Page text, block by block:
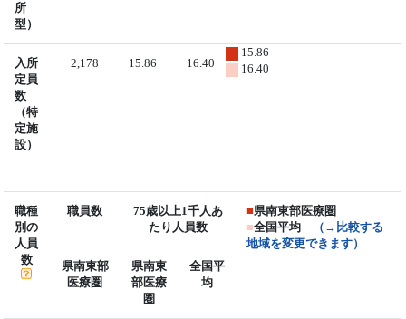
所
型）
入所
定員
数
（特
定施
設）
2,178 15.86 16.40
15.86
16.40
職種
別の
人員
数
職員数
75歳以上1千人あ
たり人員数
■県南東部医療圏
■全国平均
（→比較する
地域を変更できます）
県南東部
医療圏
県南東
部医療
圏
全国平
均